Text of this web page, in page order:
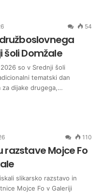
54
šoli Domžale
so v Srednji šoli
tematski dan
za dijake drugega,…
110
razstave Mojce Fo
slikarsko razstavo in
Mojce Fo v Galeriji